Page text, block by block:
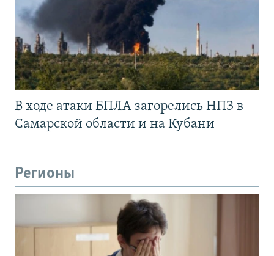
В ходе атаки БПЛА загорелись НПЗ в
Самарской области и на Кубани
Регионы